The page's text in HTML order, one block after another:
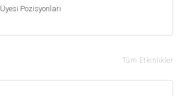
Pozisyonları
Tüm Etkinlikler